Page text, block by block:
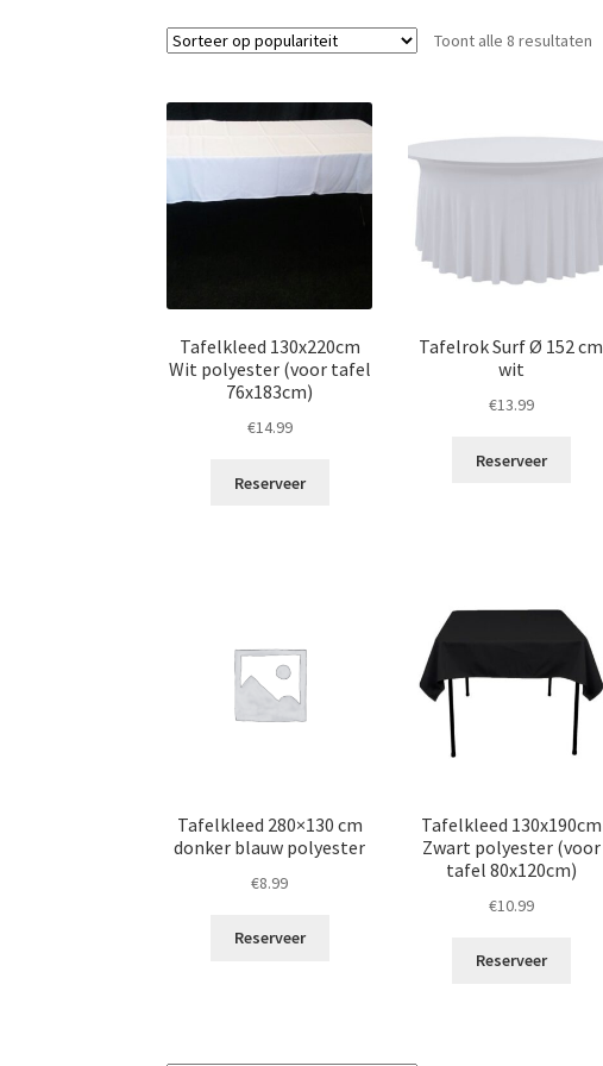
Toont alle 8 resultaten
Tafelkleed 130x220cm
Wit polyester (voor tafel
76x183cm)
€14.99
Reserveer
Tafelrok Surf Ø 152 cm
wit
€13.99
Reserveer
Tafelkleed 280×130 cm
donker blauw polyester
€8.99
Reserveer
Tafelkleed 130x190cm
Zwart polyester (voor
tafel 80x120cm)
€10.99
Reserveer